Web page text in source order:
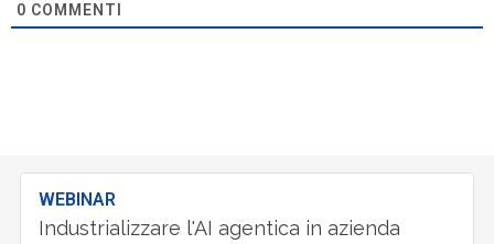
0 COMMENTI
WEBINAR
Industrializzare l'AI agentica in azienda